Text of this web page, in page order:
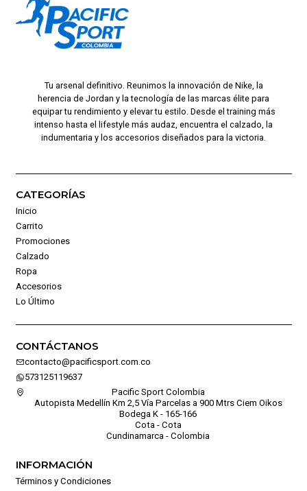
Tu arsenal definitivo. Reunimos la innovación de Nike, la
herencia de Jordan y la tecnología de las marcas élite para
equipar tu rendimiento y elevar tu estilo. Desde el training más
intenso hasta el lifestyle más audaz, encuentra el calzado, la
indumentaria y los accesorios diseñados para la victoria.
CATEGORÍAS
Inicio
Carrito
Promociones
Calzado
Ropa
Accesorios
Lo Último
CONTÁCTANOS
contacto@pacificsport.com.co
573125119637
Pacific Sport Colombia
Autopista Medellín Km 2,5 Vía Parcelas a 900 Mtrs Ciem Oikos
Bodega K - 165-166
Cota - Cota
Cundinamarca - Colombia
INFORMACIÓN
Términos y Condiciones